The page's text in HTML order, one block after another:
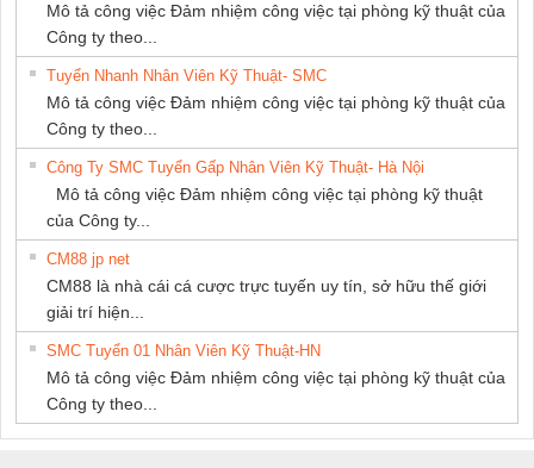
Mô tả công việc Đảm nhiệm công việc tại phòng kỹ thuật của
Công ty theo...
Tuyển Nhanh Nhân Viên Kỹ Thuật- SMC
Mô tả công việc Đảm nhiệm công việc tại phòng kỹ thuật của
Công ty theo...
Công Ty SMC Tuyển Gấp Nhân Viên Kỹ Thuật- Hà Nội
Mô tả công việc Đảm nhiệm công việc tại phòng kỹ thuật
của Công ty...
CM88 jp net
CM88 là nhà cái cá cược trực tuyến uy tín, sở hữu thế giới
giải trí hiện...
SMC Tuyển 01 Nhân Viên Kỹ Thuật-HN
Mô tả công việc Đảm nhiệm công việc tại phòng kỹ thuật của
Công ty theo...